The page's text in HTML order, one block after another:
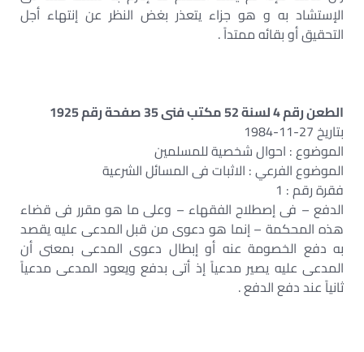
الإستشاد به و هو جزاء يتعذر بغض النظر عن إنتهاء أجل
التحقيق أو بقائه ممتداً .
الطعن رقم 4 لسنة 52 مكتب فنى 35 صفحة رقم 1925
بتاريخ 27-11-1984
الموضوع : احوال شخصية للمسلمين
الموضوع الفرعي : الاثبات فى المسائل الشرعية
فقرة رقم : 1
الدفع – فى إصطلاح الفقهاء – وعلى ما هو مقرر فى قضاء
هذه المحكمة – إنما هو دعوى من قبل المدعى عليه يقصد
به دفع الخصومة عنه أو إبطال دعوى المدعى بمعنى أن
المدعى عليه يصير مدعياً إذ أتى بدفع ويعود المدعى مدعياً
ثانياً عند دفع الدفع .